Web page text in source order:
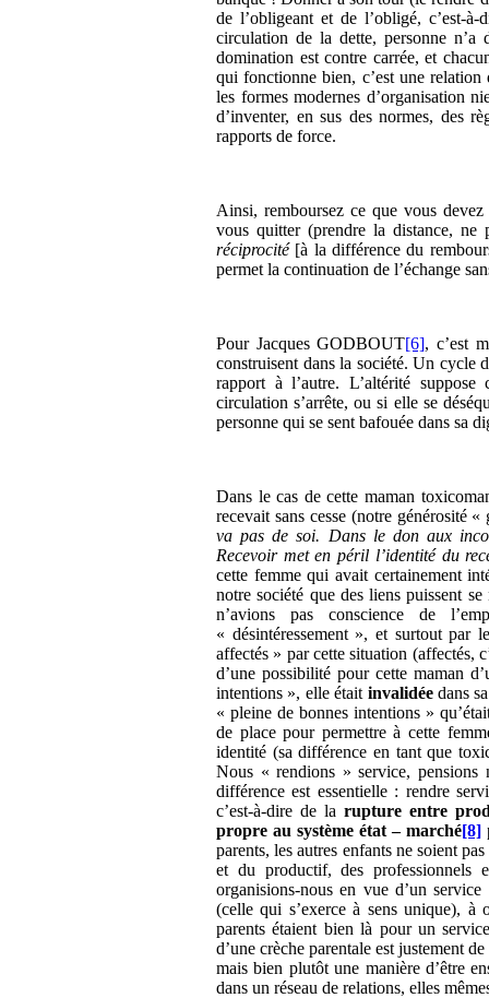
de l’obligeant et de l’obligé, c’est-
circulation de la dette, personne
domination est contre carrée, et
qui fonctionne bien, c’est une
les formes modernes d’organisation
d’inventer, en sus des normes, des
rapports de force.
Ainsi, remboursez ce que vous
vous quitter (prendre la distance, ne
réciprocité[à la différence du
permet la continuation de l’échange
Pour Jacques GODBOUT[6], c’est
construisent dans la société. Un cycle
rapport à l’autre. L’altérité
circulation s’arrête, ou si elle se
personne qui se sent bafouée dans sa
Dans le cas de cette maman
recevait sans cesse (notre générosité
va pas de soi. Dans le don aux
Recevoir met en péril l’identité du
cette femme qui avait certainement
notre société que des liens puissent
n’avions pas conscience de
« désintéressement », et surtout par
affectés » par cette situation (affectés,
d’une possibilité pour cette maman
intentions », elle était invalidéedans
« pleine de bonnes intentions »
de place pour permettre à cette
identité (sa différence en tant que
Nous « rendions » service, pensions
différence est essentielle : rendre
c’est-à-dire de la rupture entre
propre au système état – marché[8]
parents, les autres enfants ne soient
et du productif, des professionnels
organisions-nous en vue d’un
(celle qui s’exerce à sens unique), à
parents étaient bien là pour un
d’une crèche parentale est justement
mais bien plutôt une manière d’être
dans un réseau de relations, elles